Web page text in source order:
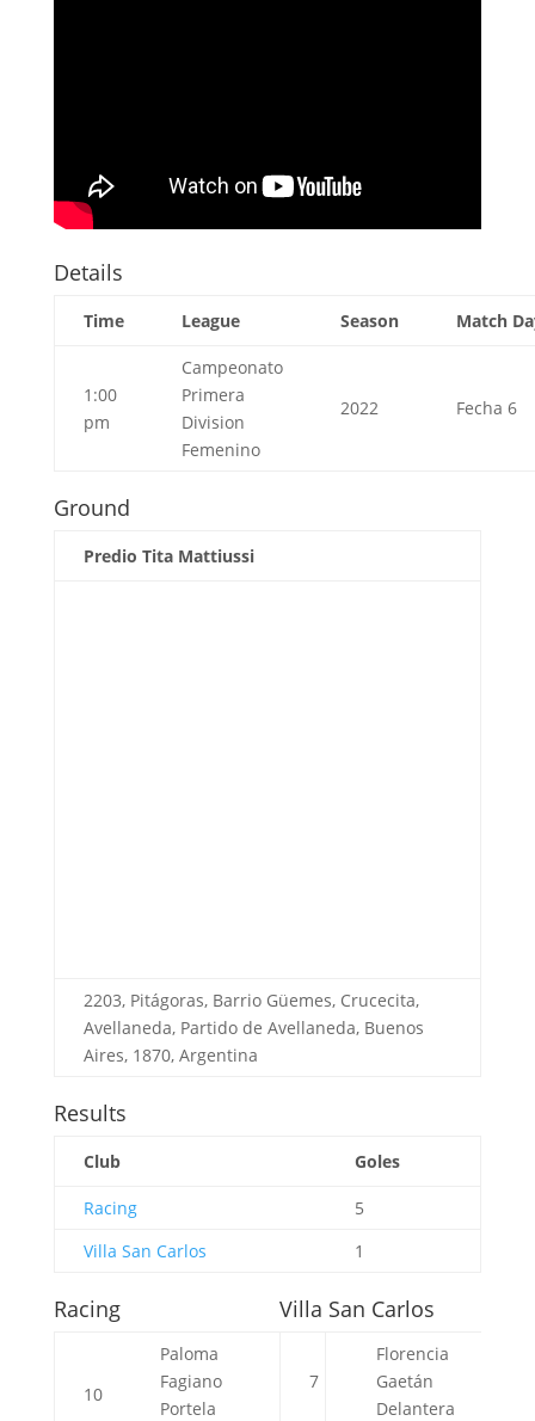
Details
Time League Season Match
1:00
pm
Campeonato
Primera
Division
Femenino
2022 Fecha 6
Ground
Predio Tita Mattiussi
2203, Pitágoras, Barrio Güemes, Crucecita,
Avellaneda, Partido de Avellaneda, Buenos
Aires, 1870, Argentina
Results
Club Goles
Racing
5
Villa San Carlos
1
Racing
10
Paloma
Fagiano
Portela
Villa San Carlos
7
Florencia
Gaetán
Delantera